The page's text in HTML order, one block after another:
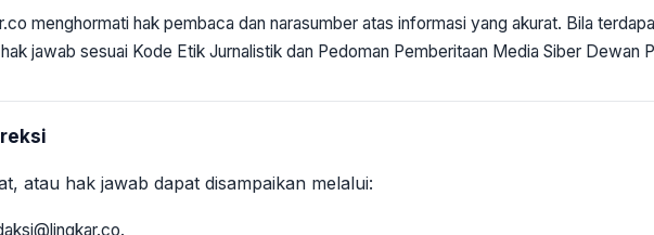
menghormati hak pembaca dan narasumber atas informasi yang akurat. Bila
jawab sesuai Kode Etik Jurnalistik dan Pedoman Pemberitaan Media Siber Dewan
atau hak jawab dapat disampaikan melalui: